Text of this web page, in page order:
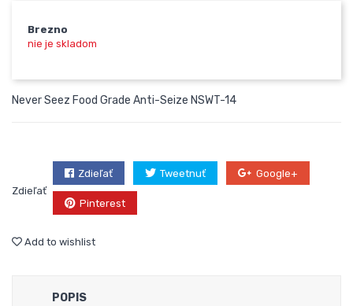
Brezno
nie je skladom
Never Seez Food Grade Anti-Seize NSWT-14
Zdieľať
Zdieľať Tweetnuť Google+
Pinterest
Add to wishlist
POPIS